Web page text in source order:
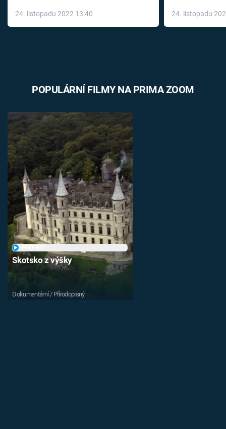
24. listopadu 2022 13:40
léky
24. listopadu
POPULÁRNÍ FILMY NA PRIMA ZOOM
Skotsko z výšky
Dokumentární / Přírodopisný